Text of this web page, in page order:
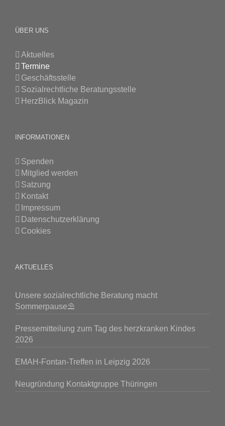
ÜBER UNS
Aktuelles
Termine
Geschäftsstelle
Sozialrechtliche Beratungsstelle
HerzBlick Magazin
INFORMATIONEN
Spenden
Mitglied werden
Satzung
Kontakt
Impressum
Datenschutzerklärung
Cookies
AKTUELLES
Unsere sozialrechtliche Beratung macht
Sommerpause⛱️
Pressemitteilung zum Tag des herzkranken Kindes
2026
EMAH-Fontan-Treffen in Leipzig 2026
Neugründung Kontaktgruppe Thüringen